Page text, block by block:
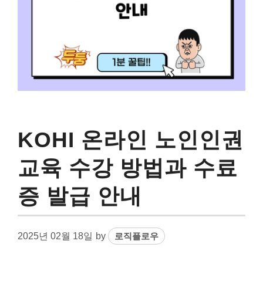
KOHI 온라인 노인인권
교육 수강 방법과 수료
증 발급 안내
2025년 02월 18일 by 로직플로우